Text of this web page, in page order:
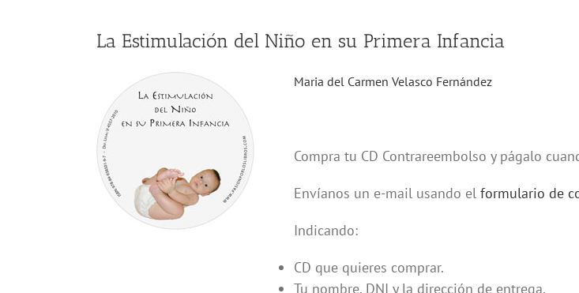
La Estimulación del Niño en su Primera Infancia
Maria del Carmen Velasco Fernández
Compra tu CD Contrareembolso y págalo
Envíanos un e-mail usando el formulario de
Indicando:
CD que quieres comprar.
Tu nombre, DNI y la dirección de entrega.